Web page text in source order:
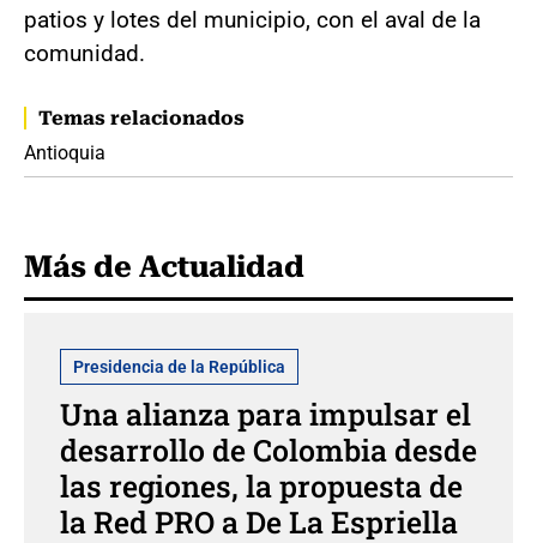
patios y lotes del municipio, con el aval de la
comunidad.
Temas relacionados
Antioquia
Más de Actualidad
Presidencia de la República
Una alianza para impulsar el
desarrollo de Colombia desde
las regiones, la propuesta de
la Red PRO a De La Espriella